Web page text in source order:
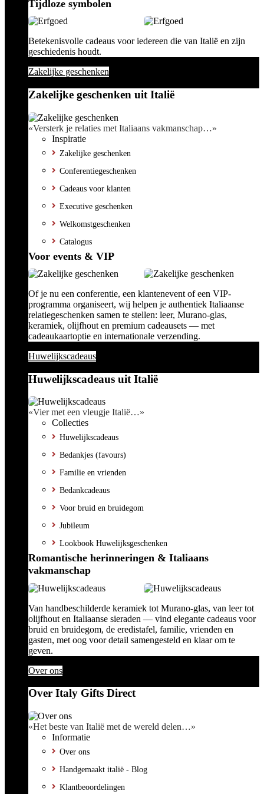
Tijdloze symbolen
Betekenisvolle cadeaus voor iedereen die van Italië en zijn
geschiedenis houdt.
Zakelijke geschenken
Zakelijke geschenken uit Italië
«Versterk je relaties met Italiaans vakmanschap…»
Inspiratie
Zakelijke geschenken
Conferentiegeschenken
Cadeaus voor klanten
Executive geschenken
Welkomstgeschenken
Catalogus
Voor events & VIP
Of je nu een conferentie, een klantenevent of een VIP-
programma organiseert, wij helpen je authentiek Italiaanse
relatiegeschenken samen te stellen: leer, Murano-glas,
keramiek, olijfhout en premium cadeausets — met
cadeaukaartoptie en internationale verzending.
Huwelijkscadeaus
Huwelijkscadeaus uit Italië
«Vier met een vleugje Italië…»
Collecties
Huwelijkscadeaus
Bedankjes (favours)
Familie en vrienden
Bedankcadeaus
Voor bruid en bruidegom
Jubileum
Lookbook Huwelijksgeschenken
Romantische herinneringen & Italiaans
vakmanschap
Van handbeschilderde keramiek tot Murano-glas, van leer tot
olijfhout en Italiaanse sieraden — vind elegante cadeaus voor
bruid en bruidegom, de eredistafel, familie, vrienden en
gasten, met oog voor detail samengesteld en klaar om te
geven.
Over ons
Over Italy Gifts Direct
«Het beste van Italië met de wereld delen…»
Informatie
Over ons
Handgemaakt italië - Blog
Klantbeoordelingen